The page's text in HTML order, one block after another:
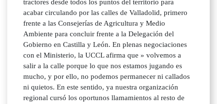
tractores desde todos los puntos del territorio para
acabar circulando por las calles de Valladolid, primero
frente a las Consejerías de Agricultura y Medio
Ambiente para concluir frente a la Delegación del
Gobierno en Castilla y León. En plenas negociaciones
con el Ministerio, la UCCL afirma que » volvemos a
salir a la calle porque lo que nos estamos jugando es
mucho, y por ello, no podemos permanecer ni callados
ni quietos. En este sentido, ya nuestra organización
regional cursó los oportunos llamamientos al resto de